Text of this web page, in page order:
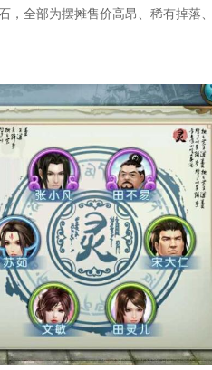
全部为摆摊售价高昂、稀有掉落